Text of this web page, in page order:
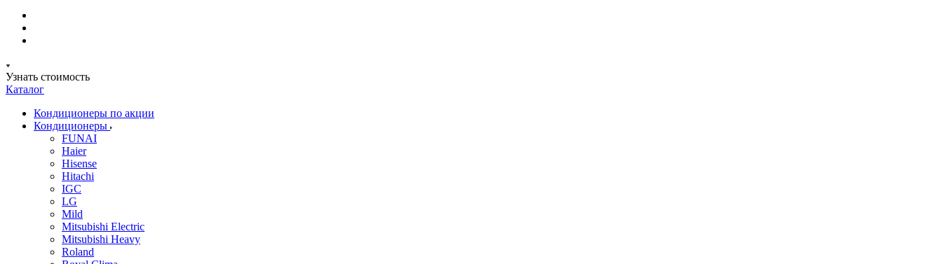
Узнать стоимость
Каталог
Кондиционеры по акции
Кондиционеры
FUNAI
Haier
Hisense
Hitachi
IGC
LG
Mild
Mitsubishi Electric
Mitsubishi Heavy
Roland